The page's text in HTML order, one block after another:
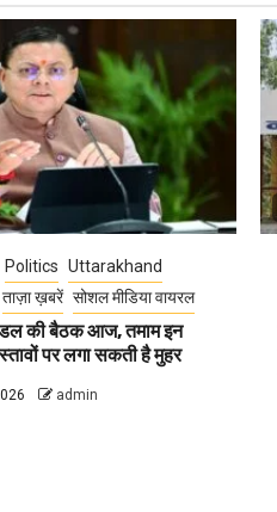
Politics Uttarakhand
ताज़ा ख़बरें सोशल मीडिया वायरल
की बैठक आज, तमाम इन
पर लगा सकती है मुहर
admin